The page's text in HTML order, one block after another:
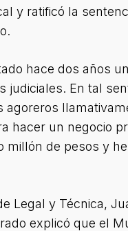
y ratificó la
hace dos años
En tal
agoreros
hacer un negocio
millón de pesos y
Legal y Técnica,
explicó que el